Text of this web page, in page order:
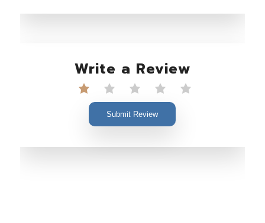
Write a Review
Submit Review